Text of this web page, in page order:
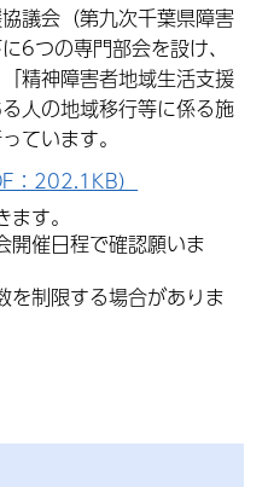
議会（第九次千葉県障害
6つの専門部会を設け、
精神障害者地域生活支援
人の地域移行等に係る施
ています。
：202.1KB）
す。
開催日程で確認願いま
を制限する場合がありま